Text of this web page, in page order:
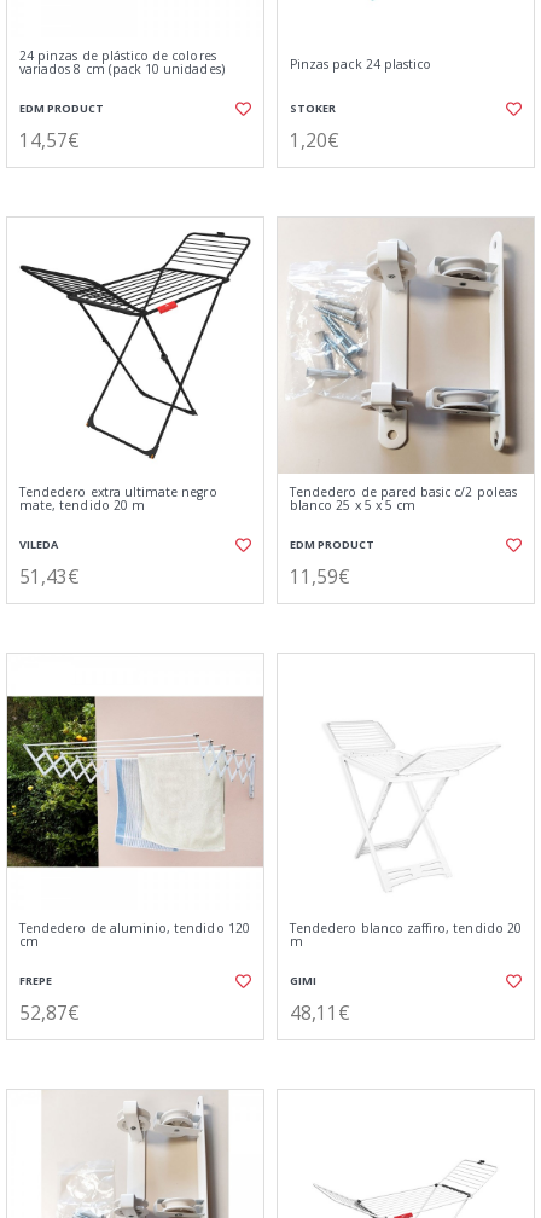
24 pinzas de plástico de colores
variados 8 cm (pack 10 unidades)
EDM PRODUCT
14,57€
Pinzas pack 24 plastico
STOKER
1,20€
Tendedero extra ultimate negro
mate, tendido 20 m
VILEDA
51,43€
Tendedero de pared basic c/2 poleas
blanco 25 x 5 x 5 cm
EDM PRODUCT
11,59€
Tendedero de aluminio, tendido 120
cm
FREPE
52,87€
Tendedero blanco zaffiro, tendido 20
m
GIMI
48,11€